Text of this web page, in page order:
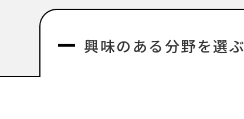
興味のある分野を選ぶ